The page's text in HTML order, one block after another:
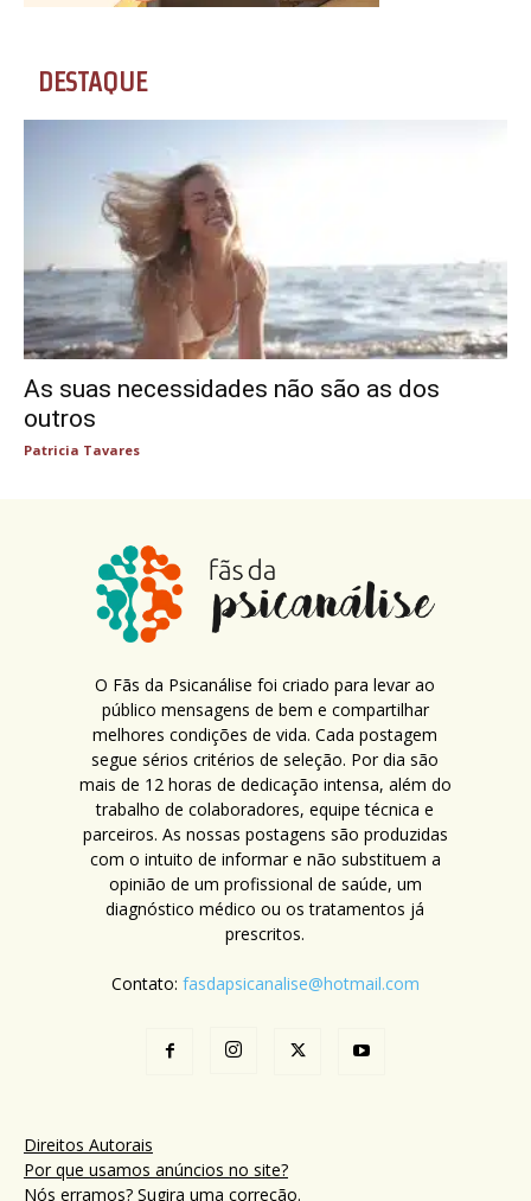
DESTAQUE
As suas necessidades não são as dos
outros
Patricia Tavares
O Fãs da Psicanálise foi criado para levar ao
público mensagens de bem e compartilhar
melhores condições de vida. Cada postagem
segue sérios critérios de seleção. Por dia são
mais de 12 horas de dedicação intensa, além do
trabalho de colaboradores, equipe técnica e
parceiros. As nossas postagens são produzidas
com o intuito de informar e não substituem a
opinião de um profissional de saúde, um
diagnóstico médico ou os tratamentos já
prescritos.
Contato: fasdapsicanalise@hotmail.com
Direitos Autorais
Por que usamos anúncios no site?
Nós erramos? Sugira uma correção.